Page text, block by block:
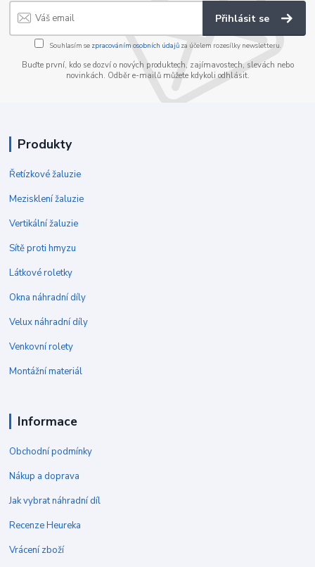
Přihlásit se
Souhlasím se zpracováním osobních údajůza účelem rozesílky newsletteru.
Buďte první, kdo se dozví o nových produktech, zajímavostech, slevách nebo
novinkách. Odběr e-mailů můžete kdykoli odhlásit.
Produkty
Řetízkové žaluzie
Mezisklení žaluzie
Vertikální žaluzie
Sítě proti hmyzu
Látkové roletky
Okna náhradní díly
Velux náhradní díly
Venkovní rolety
Montážní materiál
Informace
Obchodní podmínky
Nákup a doprava
Jak vybrat náhradní díl
Recenze Heureka
Vrácení zboží